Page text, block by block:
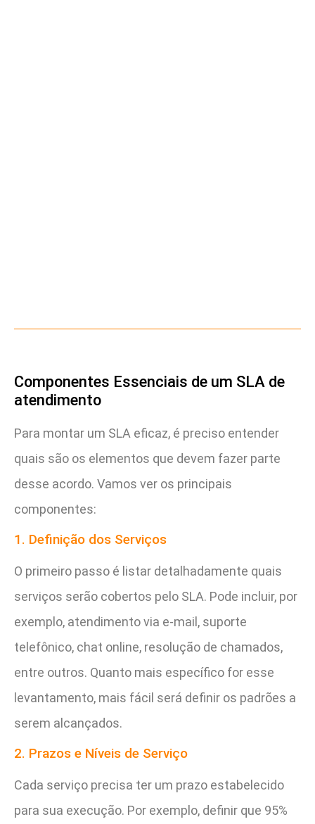
Componentes Essenciais de um SLA de
atendimento
Para montar um SLA eficaz, é preciso entender
quais são os elementos que devem fazer parte
desse acordo. Vamos ver os principais
componentes:
1. Definição dos Serviços
O primeiro passo é listar detalhadamente quais
serviços serão cobertos pelo SLA. Pode incluir, por
exemplo, atendimento via e-mail, suporte
telefônico, chat online, resolução de chamados,
entre outros. Quanto mais específico for esse
levantamento, mais fácil será definir os padrões a
serem alcançados.
2. Prazos e Níveis de Serviço
Cada serviço precisa ter um prazo estabelecido
para sua execução. Por exemplo, definir que 95%